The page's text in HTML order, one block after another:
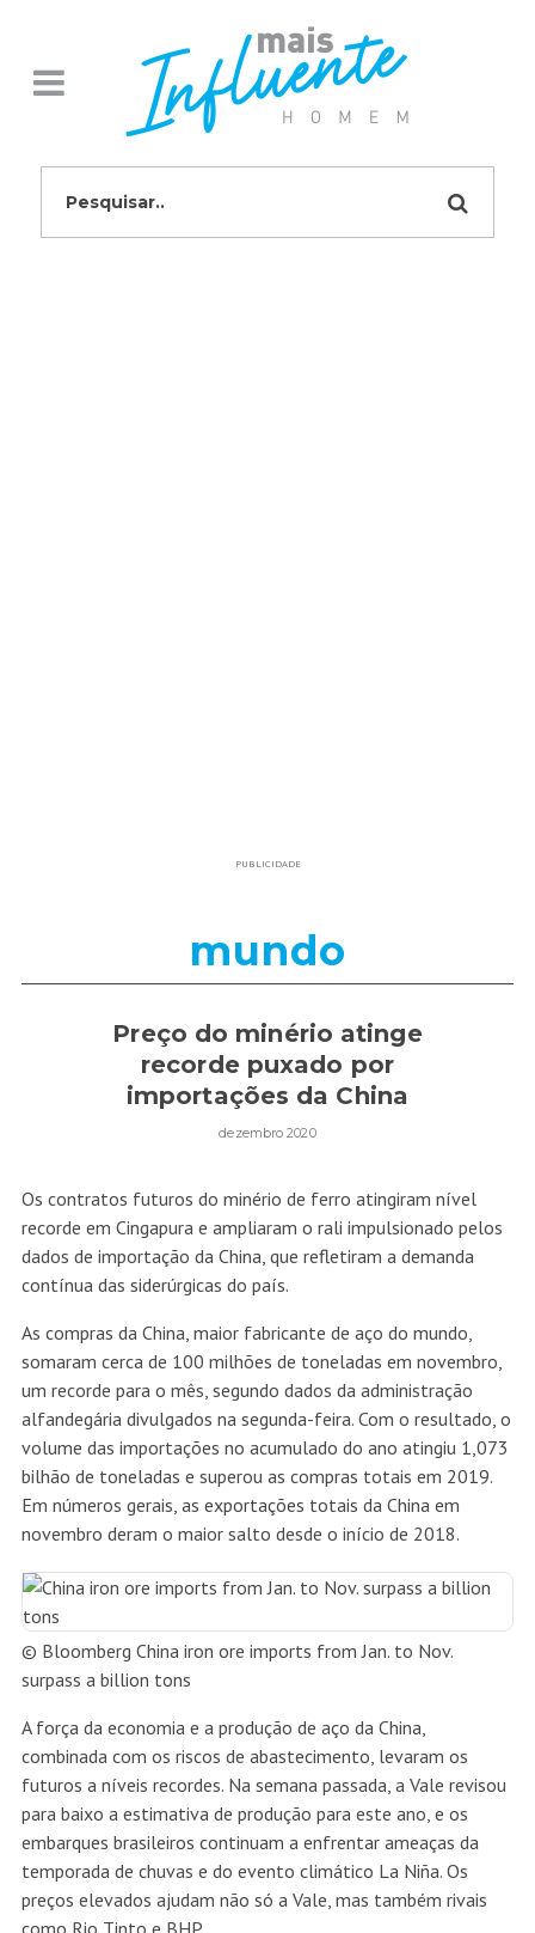
PUBLICIDADE
mundo
Preço do minério atinge
recorde puxado por
importações da China
dezembro 2020
Os contratos futuros do minério de ferro atingiram nível
recorde em Cingapura e ampliaram o rali impulsionado pelos
dados de importação da China, que refletiram a demanda
contínua das siderúrgicas do país.
As compras da China, maior fabricante de aço do mundo,
somaram cerca de 100 milhões de toneladas em novembro,
um recorde para o mês, segundo dados da administração
alfandegária divulgados na segunda-feira. Com o resultado, o
volume das importações no acumulado do ano atingiu 1,073
bilhão de toneladas e superou as compras totais em 2019.
Em números gerais, as exportações totais da China em
novembro deram o maior salto desde o início de 2018.
© Bloomberg China iron ore imports from Jan. to Nov.
surpass a billion tons
A força da economia e a produção de aço da China,
combinada com os riscos de abastecimento, levaram os
futuros a níveis recordes. Na semana passada, a Vale revisou
para baixo a estimativa de produção para este ano, e os
embarques brasileiros continuam a enfrentar ameaças da
temporada de chuvas e do evento climático La Niña. Os
preços elevados ajudam não só a Vale, mas também rivais